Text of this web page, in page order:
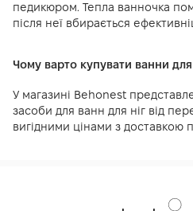
педикюром. Тепла ванночка
після неї вбирається
Чому варто купувати ванни
У магазині Behonest
засоби для ванн для ніг від
вигідними цінами з доставкою